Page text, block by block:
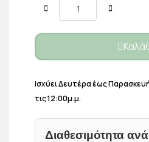
Ισχύει Δευτέρα έως
τις 12:00μ.μ.
Διαθεσιμότητα